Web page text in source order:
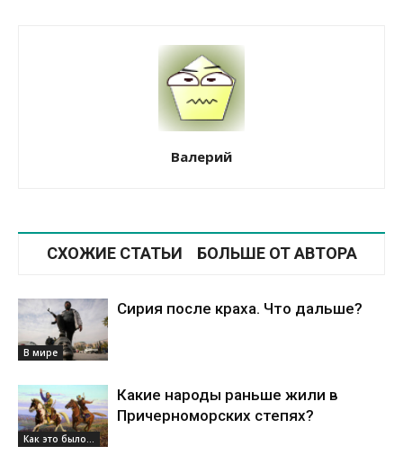
Валерий
СХОЖИЕ СТАТЬИ БОЛЬШЕ ОТ АВТОРА
В мире
Сирия после краха. Что дальше?
Как это было...
Какие народы раньше жили в
Причерноморских степях?